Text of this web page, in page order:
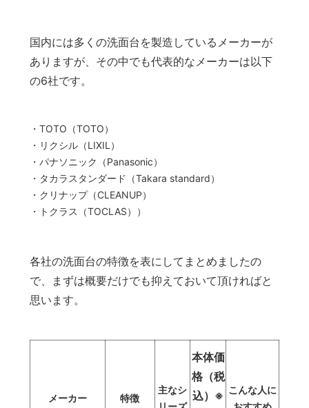
国内には多くの洗面台を製造しているメーカーが
ありますが、その中でも代表的なメーカーは以下
の6社です。
・TOTO（TOTO）
・リクシル（LIXIL）
・パナソニック（Panasonic）
・タカラスタンダード（Takara standard）
・クリナップ（CLEANUP）
・トクラス（TOCLAS））
各社の洗面台の特徴を表にしてまとめましたの
で、まずは概要だけでも抑えておいて頂ければと
思います。
メーカー 特徴
主なシ
本体価
格（税
込）※ こんな人に